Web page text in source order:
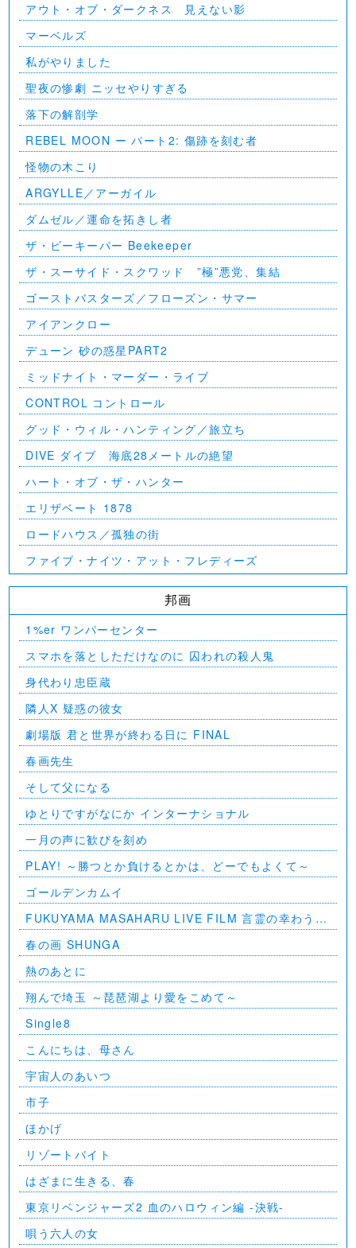
アウト・オブ・ダークネス 見えない影
マーベルズ
私がやりました
聖夜の惨劇 ニッセやりすぎる
落下の解剖学
REBEL MOON ー パート2: 傷跡を刻む者
怪物の木こり
ARGYLLE／アーガイル
ダムゼル／運命を拓きし者
ザ・ビーキーパー Beekeeper
ザ・スーサイド・スクワッド ”極”悪党、集結
ゴーストバスターズ／フローズン・サマー
アイアンクロー
デューン 砂の惑星PART2
ミッドナイト・マーダー・ライブ
CONTROL コントロール
グッド・ウィル・ハンティング／旅立ち
DIVE ダイブ 海底28メートルの絶望
ハート・オブ・ザ・ハンター
エリザベート 1878
ロードハウス／孤独の街
ファイブ・ナイツ・アット・フレディーズ
邦画
1%er ワンパーセンター
スマホを落としただけなのに 囚われの殺人鬼
身代わり忠臣蔵
隣人X 疑惑の彼女
劇場版 君と世界が終わる日に FINAL
春画先生
そして父になる
ゆとりですがなにか インターナショナル
一月の声に歓びを刻め
PLAY! ～勝つとか負けるとかは、どーでもよくて～
ゴールデンカムイ
FUKUYAMA MASAHARU LIVE FILM 言霊の幸わう夏
@NIPPON BUDOKAN 2023
春の画 SHUNGA
熱のあとに
翔んで埼玉 ～琵琶湖より愛をこめて～
Single8
こんにちは、母さん
宇宙人のあいつ
市子
ほかげ
リゾートバイト
はざまに生きる、春
東京リベンジャーズ2 血のハロウィン編 -決戦-
唄う六人の女